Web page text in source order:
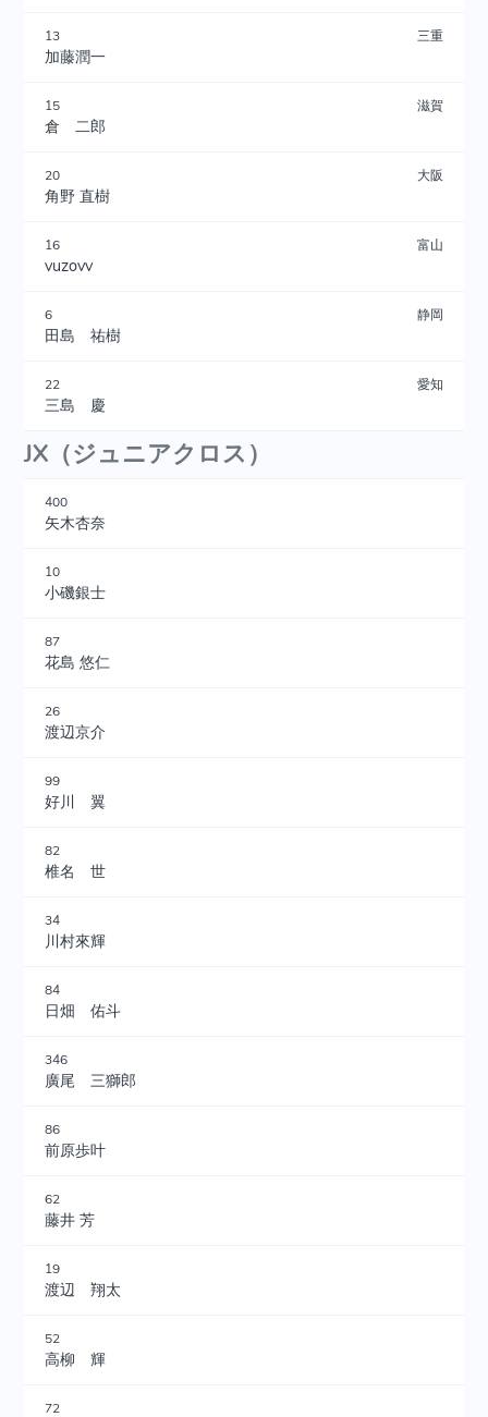
13 三重
加藤潤一
15 滋賀
倉 二郎
20 大阪
角野 直樹
16 富山
vuzovv
6 静岡
田島 祐樹
22 愛知
三島 慶
JX（ジュニアクロス）
400
矢木杏奈
10
小磯銀士
87
花島 悠仁
26
渡辺京介
99
好川 翼
82
椎名 世
34
川村來輝
84
日畑 佑斗
346
廣尾 三獅郎
86
前原歩叶
62
藤井 芳
19
渡辺 翔太
52
高柳 輝
72